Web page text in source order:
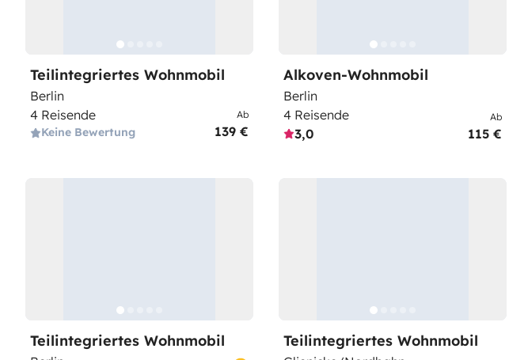
Teilintegriertes Wohnmobil
Berlin
4 Reisende
Keine Bewertung
Ab
139 €
Alkoven-Wohnmobil
Berlin
4 Reisende
3,0
Ab
115 €
Teilintegriertes Wohnmobil Teilintegriertes Wohnmobil